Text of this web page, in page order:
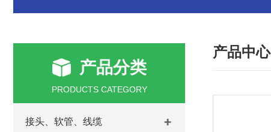
产品分类
PRODUCTS CATEGORY
接头、软管、线缆
产品中心